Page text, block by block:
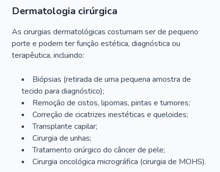
Dermatologia cirúrgica
As cirurgias dermatológicas costumam ser de pequeno
porte e podem ter função estética, diagnóstica ou
terapêutica, incluindo:
Biópsias (retirada de uma pequena amostra de
tecido para diagnóstico);
Remoção de cistos, lipomas, pintas e tumores;
Correção de cicatrizes inestéticas e queloides;
Transplante capilar;
Cirurgia de unhas;
Tratamento cirúrgico do câncer de pele;
Cirurgia oncológica micrográfica (cirurgia de MOHS).